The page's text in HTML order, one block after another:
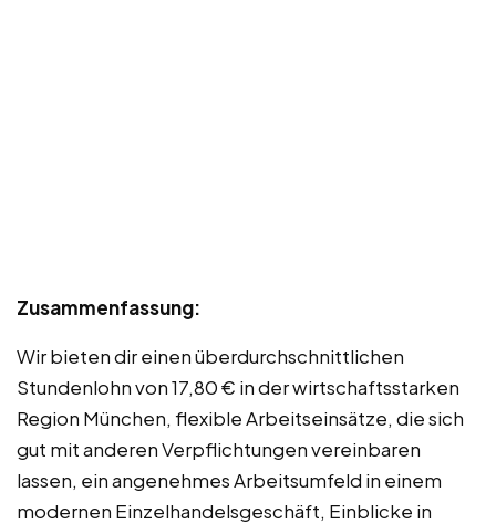
Zusammenfassung:
Wir bieten dir einen überdurchschnittlichen
Stundenlohn von 17,80 € in der wirtschaftsstarken
Region München, flexible Arbeitseinsätze, die sich
gut mit anderen Verpflichtungen vereinbaren
lassen, ein angenehmes Arbeitsumfeld in einem
modernen Einzelhandelsgeschäft, Einblicke in